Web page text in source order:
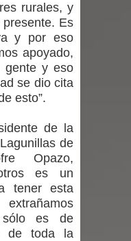
rechaza
eléctrica
Maule por su
millones en
de PRODESAL
rurales, y
Es
y por eso
apoyado,
gente y eso
se dio cita
esto”.
de la
de
Opazo,
es un
tener esta
sólo es de
de toda la